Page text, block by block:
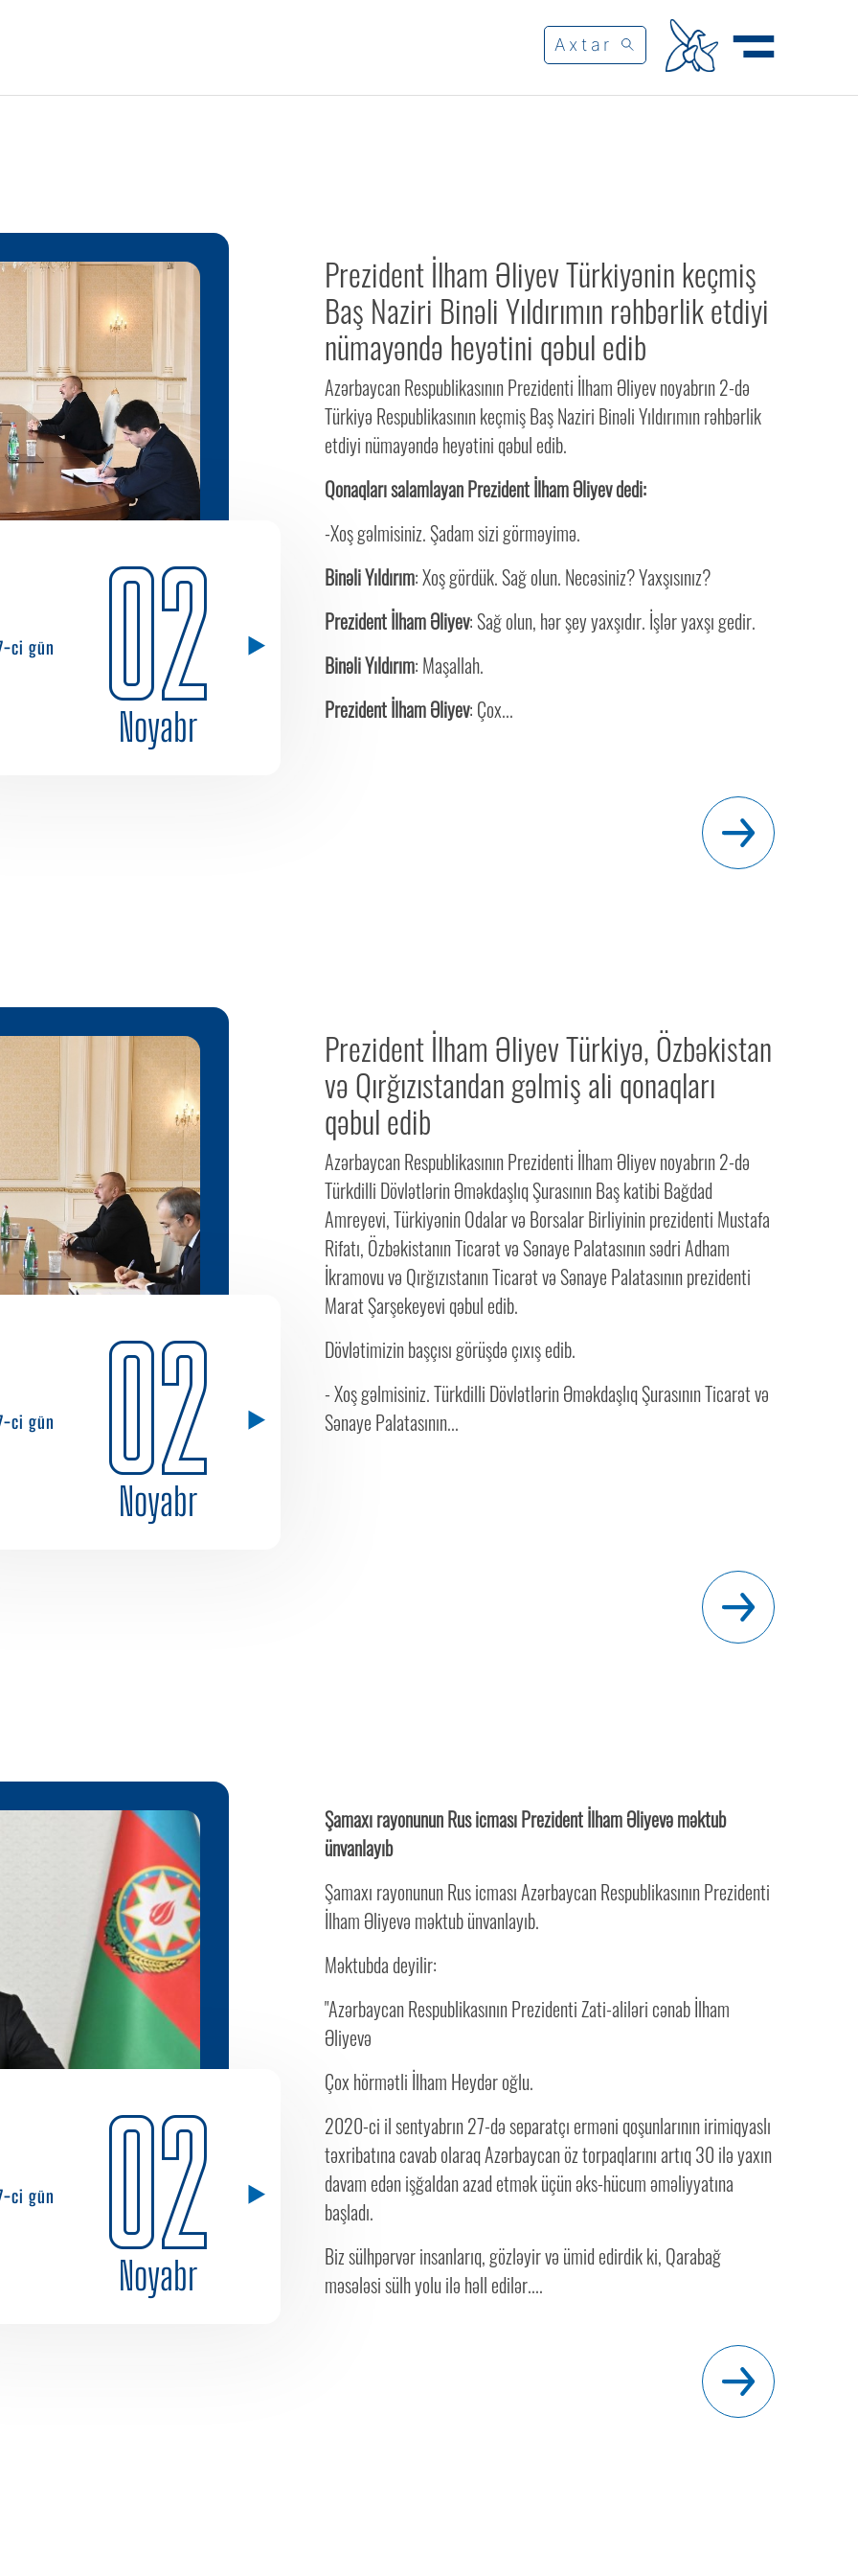
ci gün 02
Noyabr
Prezident İlham Əliyev Türkiyənin keçmiş
Baş Naziri Binəli Yıldırımın rəhbərlik etdiyi
nümayəndə heyətini qəbul edib
Azərbaycan Respublikasının Prezidenti İlham Əliyev noyabrın 2-də
Türkiyə Respublikasının keçmiş Baş Naziri Binəli Yıldırımın rəhbərlik
etdiyi nümayəndə heyətini qəbul edib.
Qonaqları salamlayan Prezident İlham Əliyev dedi:
-Xoş gəlmisiniz. Şadam sizi görməyimə.
Binəli Yıldırım: Xoş gördük. Sağ olun. Necəsiniz? Yaxşısınız?
Prezident İlham Əliyev: Sağ olun, hər şey yaxşıdır. İşlər yaxşı gedir.
Binəli Yıldırım: Maşallah.
Prezident İlham Əliyev: Çox...
ci gün 02
Noyabr
Prezident İlham Əliyev Türkiyə, Özbəkistan
və Qırğızıstandan gəlmiş ali qonaqları
qəbul edib
Azərbaycan Respublikasının Prezidenti İlham Əliyev noyabrın 2-də
Türkdilli Dövlətlərin Əməkdaşlıq Şurasının Baş katibi Bağdad
Amreyevi, Türkiyənin Odalar və Borsalar Birliyinin prezidenti Mustafa
Rifatı, Özbəkistanın Ticarət və Sənaye Palatasının sədri Adham
İkramovu və Qırğızıstanın Ticarət və Sənaye Palatasının prezidenti
Marat Şarşekeyevi qəbul edib.
Dövlətimizin başçısı görüşdə çıxış edib.
- Xoş gəlmisiniz. Türkdilli Dövlətlərin Əməkdaşlıq Şurasının Ticarət və
Sənaye Palatasının...
ci gün 02
Noyabr
Şamaxı rayonunun Rus icması Prezident İlham Əliyevə məktub
ünvanlayıb
Şamaxı rayonunun Rus icması Azərbaycan Respublikasının Prezidenti
İlham Əliyevə məktub ünvanlayıb.
Məktubda deyilir:
"Azərbaycan Respublikasının Prezidenti Zati-aliləri cənab İlham
Əliyevə
Çox hörmətli İlham Heydər oğlu.
2020-ci il sentyabrın 27-də separatçı erməni qoşunlarının irimiqyaslı
təxribatına cavab olaraq Azərbaycan öz torpaqlarını artıq 30 ilə yaxın
davam edən işğaldan azad etmək üçün əks-hücum əməliyyatına
başladı.
Biz sülhpərvər insanlarıq, gözləyir və ümid edirdik ki, Qarabağ
məsələsi sülh yolu ilə həll edilər....